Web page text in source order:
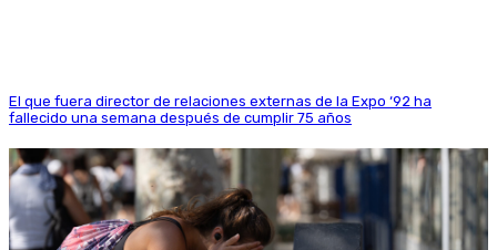
El que fuera director de relaciones externas de la Expo ‘92 ha
fallecido una semana después de cumplir 75 años